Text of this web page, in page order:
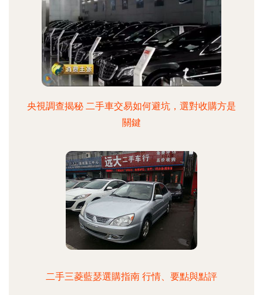
央視調查揭秘 二手車交易如何避坑，選對收購方是
關鍵
二手三菱藍瑟選購指南 行情、要點與點評